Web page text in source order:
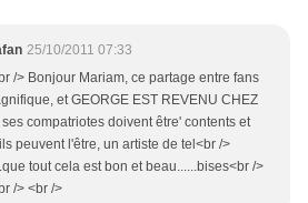
25/10/2011 07:33
/> Bonjour Mariam, ce partage entre fans
et GEORGE EST REVENU CHEZ
ses compatriotes doivent être' contents et
peuvent l'être, un artiste de tel<br />
tout cela est bon et beau......bises<br />
/> <br />